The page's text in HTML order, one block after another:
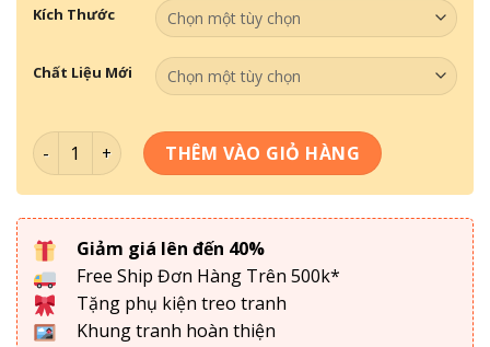
Kích Thước
Chất Liệu Mới
Tranh Henri Mattisse , Tranh Decor phòng khách ,
THÊM VÀO GIỎ HÀNG
Giảm giá lên đến 40%
Free Ship Đơn Hàng Trên 500k*
Tặng phụ kiện treo tranh
Khung tranh hoàn thiện